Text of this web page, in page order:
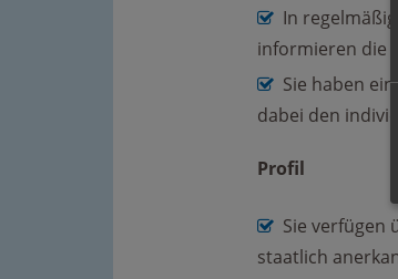
In
informieren die
Sie haben
dabei den
Profil
Sie verfügen
staatlich